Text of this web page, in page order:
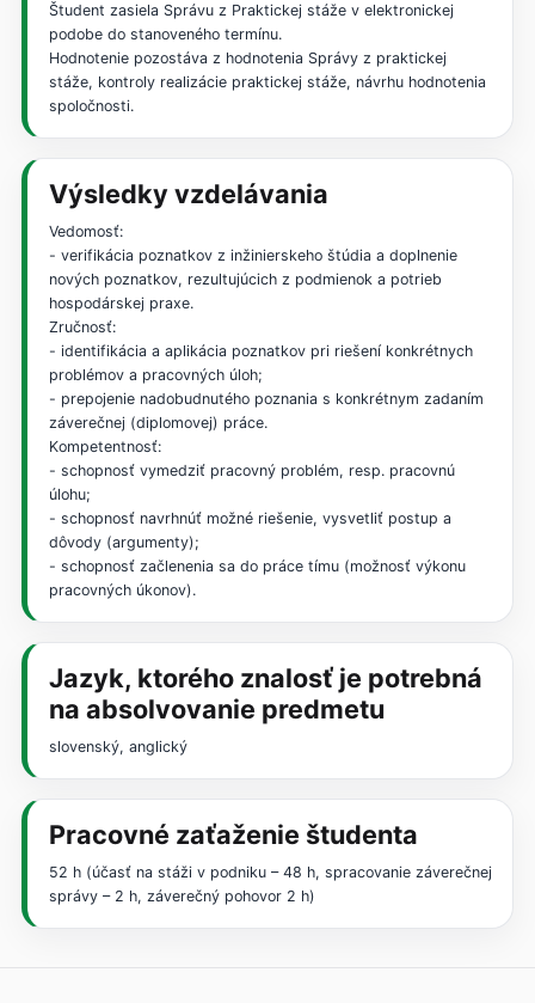
Študent zasiela Správu z Praktickej stáže v elektronickej
podobe do stanoveného termínu.
Hodnotenie pozostáva z hodnotenia Správy z praktickej
stáže, kontroly realizácie praktickej stáže, návrhu hodnotenia
spoločnosti.
Výsledky vzdelávania
Vedomosť:
- verifikácia poznatkov z inžinierskeho štúdia a doplnenie
nových poznatkov, rezultujúcich z podmienok a potrieb
hospodárskej praxe.
Zručnosť:
- identifikácia a aplikácia poznatkov pri riešení konkrétnych
problémov a pracovných úloh;
- prepojenie nadobudnutého poznania s konkrétnym zadaním
záverečnej (diplomovej) práce.
Kompetentnosť:
- schopnosť vymedziť pracovný problém, resp. pracovnú
úlohu;
- schopnosť navrhnúť možné riešenie, vysvetliť postup a
dôvody (argumenty);
- schopnosť začlenenia sa do práce tímu (možnosť výkonu
pracovných úkonov).
Jazyk, ktorého znalosť je potrebná
na absolvovanie predmetu
slovenský, anglický
Pracovné zaťaženie študenta
52 h (účasť na stáži v podniku – 48 h, spracovanie záverečnej
správy – 2 h, záverečný pohovor 2 h)